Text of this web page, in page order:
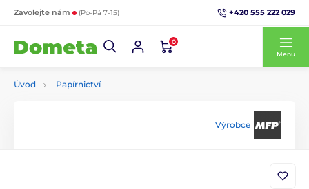
Zavolejte nám (Po-Pá 7-15) +420 555 222 029
0
Menu
Úvod Papírnictví
Výrobce